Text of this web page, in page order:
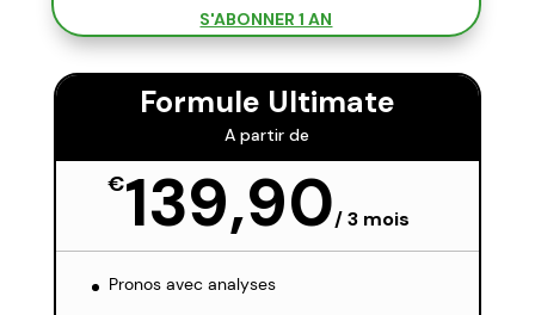
S'ABONNER 1 AN
Formule Ultimate
A partir de
€139,90/3 mois
Pronos avec analyses